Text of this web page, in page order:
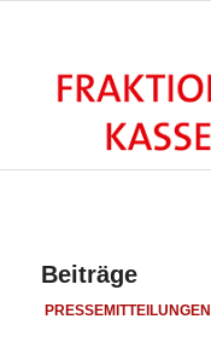
Beiträge
PRESSEMITTEILUNGEN